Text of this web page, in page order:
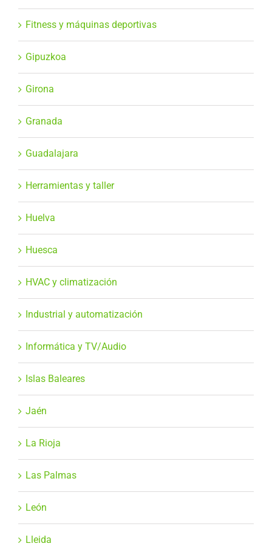
Fitness y máquinas deportivas
Gipuzkoa
Girona
Granada
Guadalajara
Herramientas y taller
Huelva
Huesca
HVAC y climatización
Industrial y automatización
Informática y TV/Audio
Islas Baleares
Jaén
La Rioja
Las Palmas
León
Lleida